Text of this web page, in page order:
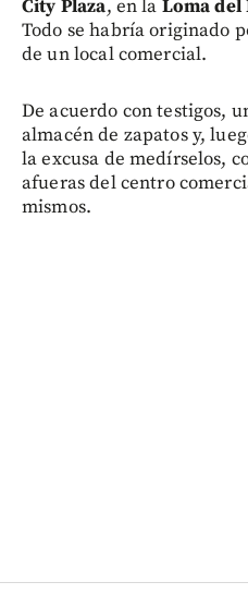
City Plaza, en la Loma del
Todo se habría originado
de un local comercial.
De acuerdo con testigos,
almacén de zapatos y,
la excusa de medírselos,
afueras del centro
mismos.